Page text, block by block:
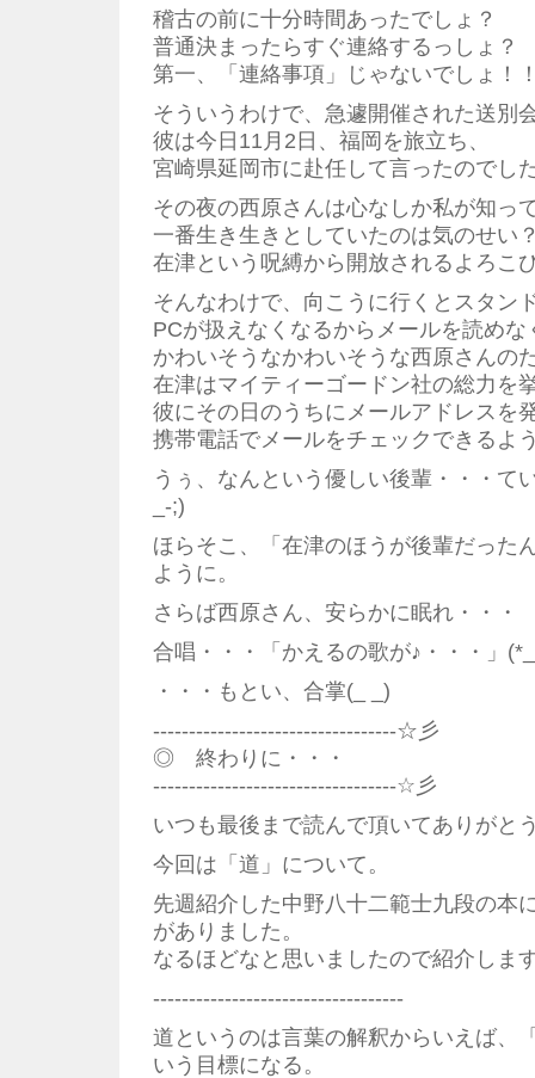
稽古の前に十分時間あったでしょ？
普通決まったらすぐ連絡するっしょ？
第一、「連絡事項」じゃないでしょ！
そういうわけで、急遽開催された送別
彼は今日11月2日、福岡を旅立ち、
宮崎県延岡市に赴任して言ったのでし
その夜の西原さんは心なしか私が知っ
一番生き生きとしていたのは気のせい
在津という呪縛から開放されるよろこ
そんなわけで、向こうに行くとスタン
PCが扱えなくなるからメールを読めな
かわいそうなかわいそうな西原さんの
在津はマイティーゴードン社の総力を
彼にその日のうちにメールアドレスを
携帯電話でメールをチェックできるよ
うぅ、なんという優しい後輩・・・て
_-;)
ほらそこ、「在津のほうが後輩だった
ように。
さらば西原さん、安らかに眠れ・・・
合唱・・・「かえるの歌が♪・・・」
・・・もとい、合掌(_ _)
----------------------------------☆彡
◎ 終わりに・・・
----------------------------------☆彡
いつも最後まで読んで頂いてありがと
今回は「道」について。
先週紹介した中野八十二範士九段の本
がありました。
なるほどなと思いましたので紹介しま
-----------------------------------
道というのは言葉の解釈からいえば、
いう目標になる。